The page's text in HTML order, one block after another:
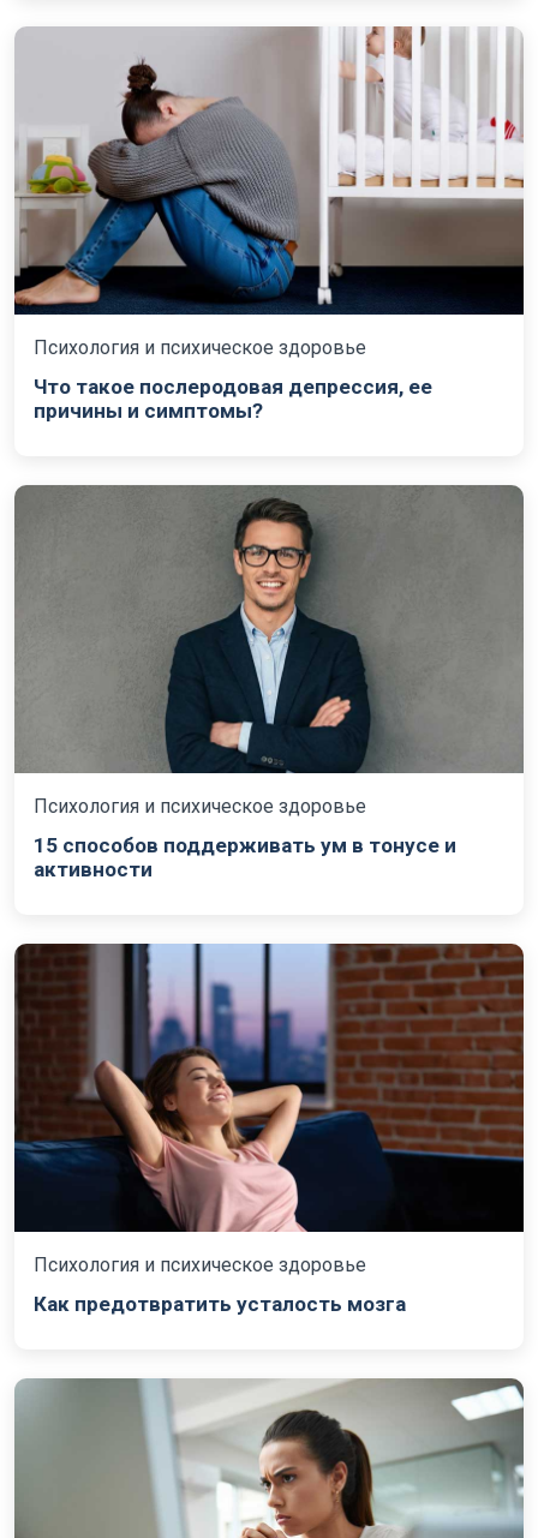
Психология и психическое здоровье
Что такое послеродовая депрессия, ее
причины и симптомы?
Психология и психическое здоровье
15 способов поддерживать ум в тонусе и
активности
Психология и психическое здоровье
Как предотвратить усталость мозга